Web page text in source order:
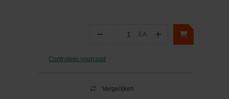
− Aantal
EA +
Controleer voorraad
Vergelijken